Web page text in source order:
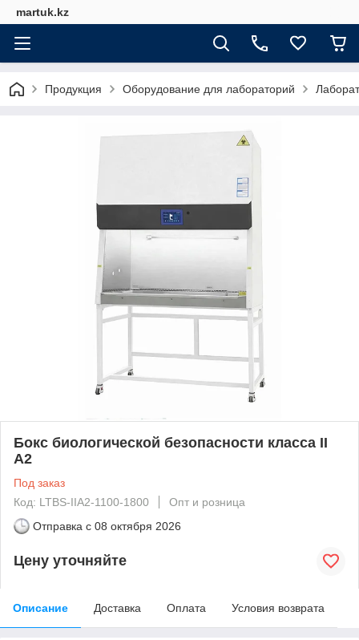
martuk.kz
Продукция Оборудование для лабораторий
Бокс биологической безопасности класса II
A2
Под заказ
Код: LTBS-IIA2-1100-1800
Опт и розница
Отправка с 08 октября 2026
Цену уточняйте
Описание Доставка Оплата Условия возврата